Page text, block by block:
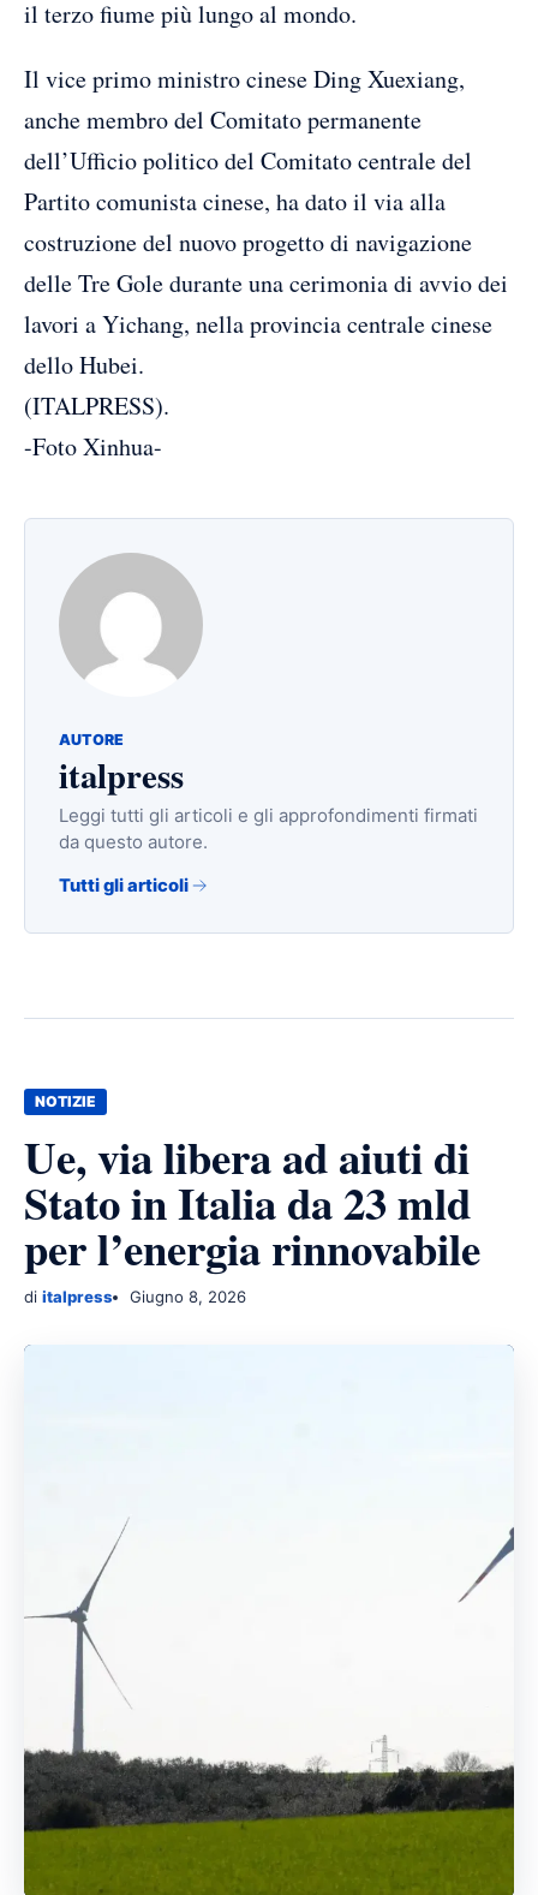
il terzo fiume più lungo al mondo.
Il vice primo ministro cinese Ding Xuexiang,
anche membro del Comitato permanente
dell’Ufficio politico del Comitato centrale del
Partito comunista cinese, ha dato il via alla
costruzione del nuovo progetto di navigazione
delle Tre Gole durante una cerimonia di avvio dei
lavori a Yichang, nella provincia centrale cinese
dello Hubei.
(ITALPRESS).
-Foto Xinhua-
AUTORE
italpress
Leggi tutti gli articoli e gli approfondimenti firmati
da questo autore.
Tutti gli articoli
NOTIZIE
Ue, via libera ad aiuti di
Stato in Italia da 23 mld
per l’energia rinnovabile
di italpress Giugno 8, 2026